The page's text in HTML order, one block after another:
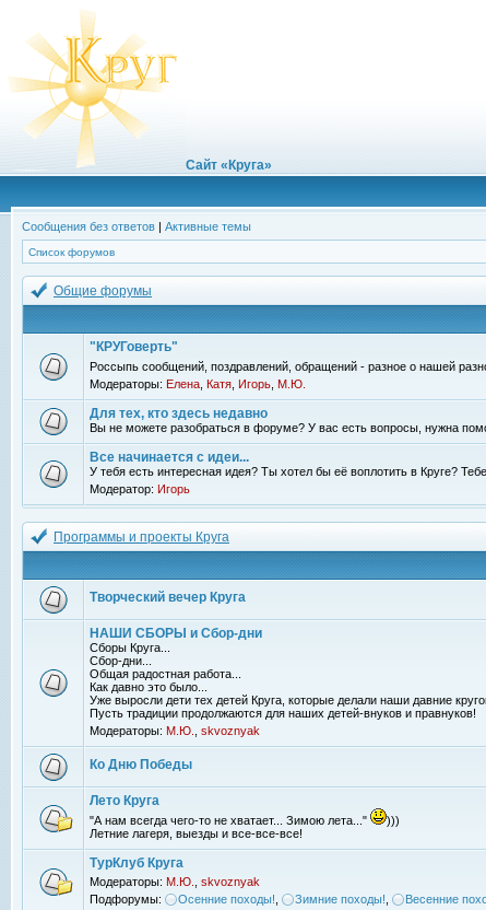
Сайт «Круга»
Сообщения без ответов | Активные темы
Список форумов
Общие форумы
"КРУГоверть"
Россыпь сообщений, поздравлений, обращений - разное о нашей
Модераторы: Елена Катя Игорь М.Ю.
Для тех, кто здесь недавно
Вы не можете разобраться в форуме? У вас есть вопросы, нужна
Все начинается с идеи...
У тебя есть интересная идея? Ты хотел бы её воплотить в Круге?
Модератор: Игорь
Программы и проекты Круга
Творческий вечер Круга
НАШИ СБОРЫ и Сбор-дни
Сборы Круга...
Сбор-дни...
Общая радостная работа...
Как давно это было...
Уже выросли дети тех детей Круга, которые делали наши давние
Пусть традиции продолжаются для наших детей-внуков и правнуков!
Модераторы: М.Ю. skvoznyak
Ко Дню Победы
Лето Круга
"А нам всегда чего-то не хватает... Зимою лета..."
)))
Летние лагеря, выезды и все-все-все!
ТурКлуб Круга
Модераторы: М.Ю.
skvoznyak
Подфорумы:
Осенние походы! Зимние походы! Весенние